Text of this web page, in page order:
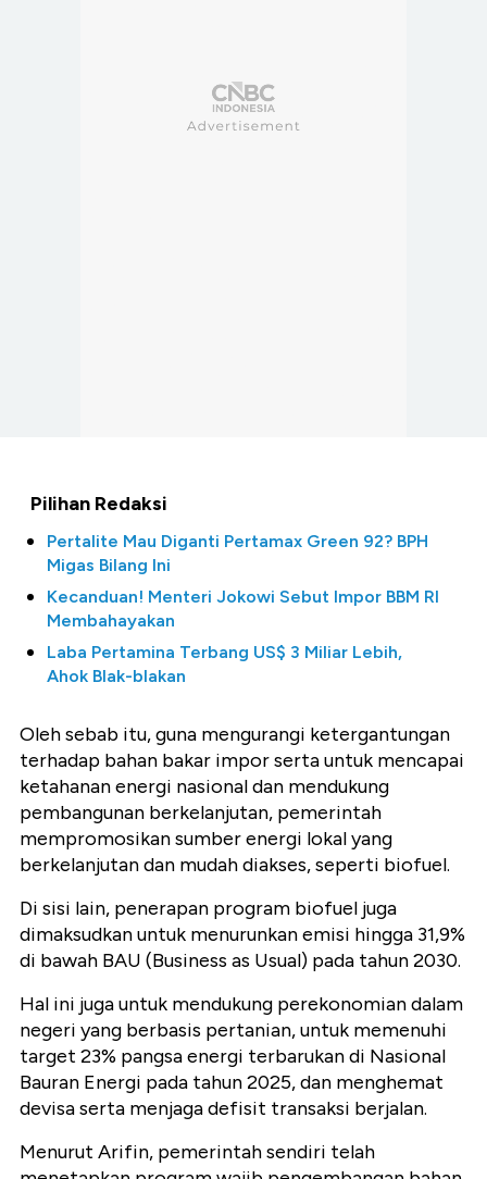
Pilihan Redaksi
Pertalite Mau Diganti Pertamax Green 92? BPH
Migas Bilang Ini
Kecanduan! Menteri Jokowi Sebut Impor BBM RI
Membahayakan
Laba Pertamina Terbang US$ 3 Miliar Lebih,
Ahok Blak-blakan
Oleh sebab itu, guna mengurangi ketergantungan
terhadap bahan bakar impor serta untuk mencapai
ketahanan energi nasional dan mendukung
pembangunan berkelanjutan, pemerintah
mempromosikan sumber energi lokal yang
berkelanjutan dan mudah diakses, seperti biofuel.
Di sisi lain, penerapan program biofuel juga
dimaksudkan untuk menurunkan emisi hingga 31,9%
di bawah BAU (Business as Usual) pada tahun 2030.
Hal ini juga untuk mendukung perekonomian dalam
negeri yang berbasis pertanian, untuk memenuhi
target 23% pangsa energi terbarukan di Nasional
Bauran Energi pada tahun 2025, dan menghemat
devisa serta menjaga defisit transaksi berjalan.
Menurut Arifin, pemerintah sendiri telah